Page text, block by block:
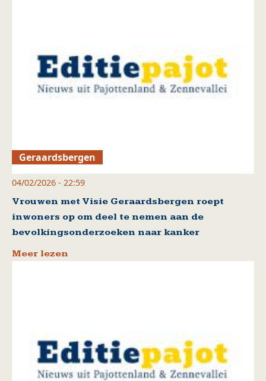
Geraardsbergen
04/02/2026 - 22:59
Vrouwen met Visie Geraardsbergen roept
inwoners op om deel te nemen aan de
bevolkingsonderzoeken naar kanker
Meer lezen